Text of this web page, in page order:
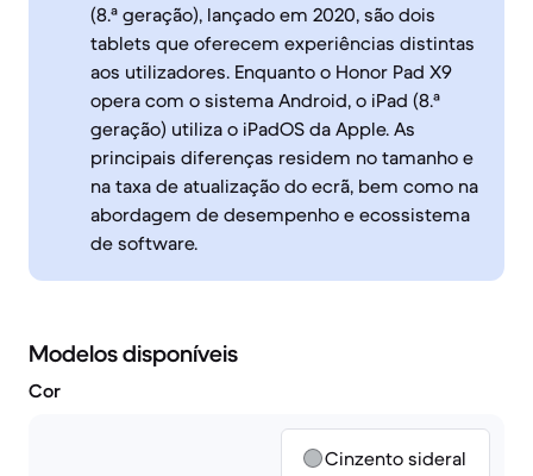
(8.ª geração), lançado em 2020, são dois
tablets que oferecem experiências distintas
aos utilizadores. Enquanto o Honor Pad X9
opera com o sistema Android, o iPad (8.ª
geração) utiliza o iPadOS da Apple. As
principais diferenças residem no tamanho e
na taxa de atualização do ecrã, bem como na
abordagem de desempenho e ecossistema
de software.
Modelos disponíveis
Cor
Cinzento sideral